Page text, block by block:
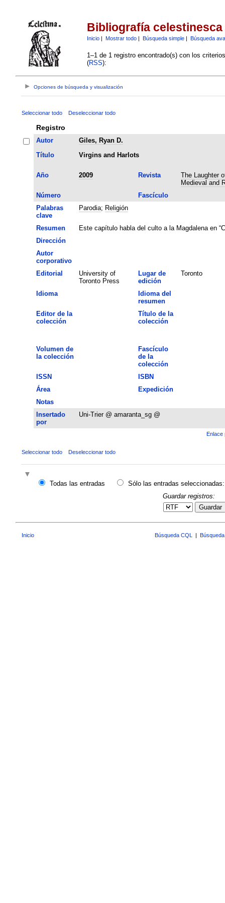
Bibliografía celestinesca
Inicio| Mostrar todo| Búsqueda simple| Búsqueda
1–1 de 1 registro encontrado(s) con los
(RSS):
Opciones de búsqueda y visualización
Seleccionar todo Deseleccionar todo
Registro
Autor
Giles, Ryan D.
Título
Virgins and Harlots
Año 2009 Revista
The Laughter
Medieval and
Número
Fascículo
Palabras
clave
Parodia; Religión
Resumen
Este capítulo habla del culto a la Magdalena en
Dirección
Autor
corporativo
Editorial
University of
Toronto Press
Lugar de
edición
Toronto
Idioma
Idioma del
resumen
Editor de la
colección
Título de la
colección
Volumen de
la colección
Fascículo
de la
colección
ISSN
ISBN
Área
Expedición
Notas
Insertado
por
Uni-Trier @ amaranta_sg @
Enlace
Seleccionar todo Deseleccionar todo
Todas las entradas
Sólo las entradas seleccionadas:
Guardar registros:
Guardar
Inicio Búsqueda CQL